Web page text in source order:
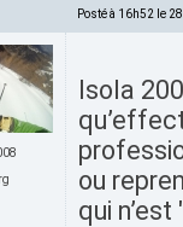
Posté à 16h52 le
Isola
ou
qui